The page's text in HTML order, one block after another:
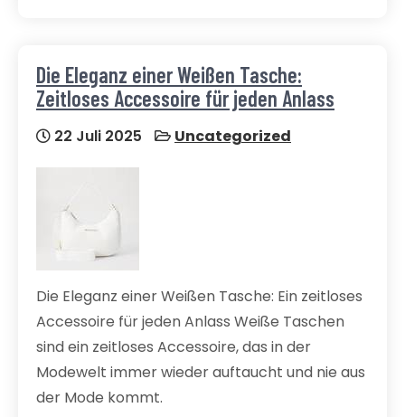
Die Eleganz einer Weißen Tasche:
Zeitloses Accessoire für jeden Anlass
22 Juli 2025 Uncategorized
Die Eleganz einer Weißen Tasche: Ein zeitloses
Accessoire für jeden Anlass Weiße Taschen
sind ein zeitloses Accessoire, das in der
Modewelt immer wieder auftaucht und nie aus
der Mode kommt.